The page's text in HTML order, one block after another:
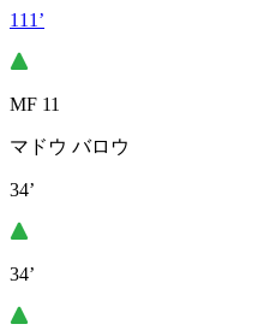
111’
MF 11
マドウ バロウ
34’
34’